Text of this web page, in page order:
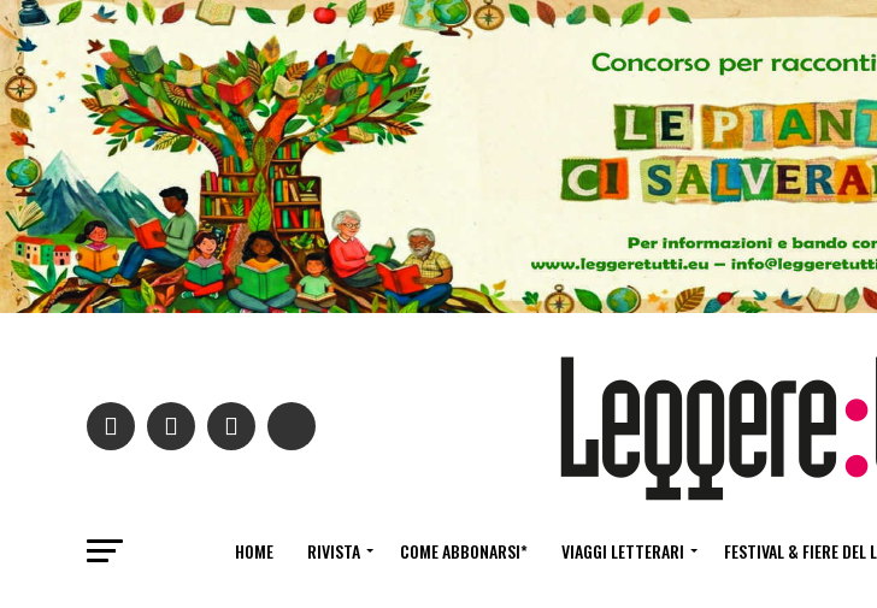
HOME RIVISTA COME ABBONARSI* VIAGGI LETTERARI FESTIVAL & FIERE DEL